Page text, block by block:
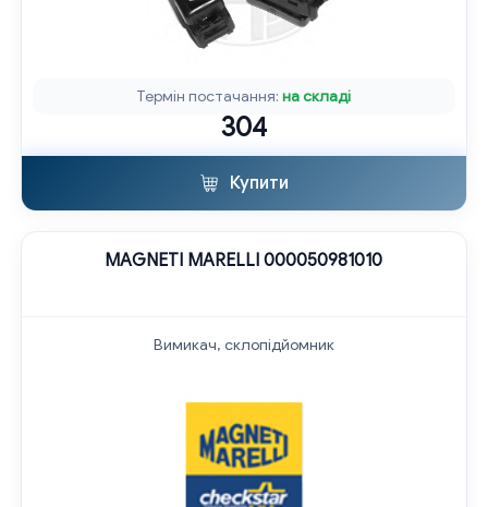
Термін постачання:на складі
304
Купити
MAGNETI MARELLI 000050981010
Вимикач, склопідйомник